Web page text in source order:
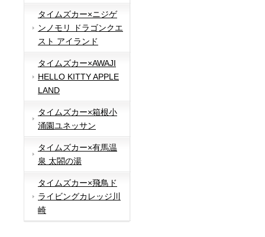
タイムズカー×ニジゲ
ンノモリ ドラゴンクエ
スト アイランド
タイムズカー×AWAJI
HELLO KITTY APPLE
LAND
タイムズカー×箱根小
涌園ユネッサン
タイムズカー×有馬温
泉 太閤の湯
タイムズカー×飛鳥ド
ライビングカレッジ川
崎